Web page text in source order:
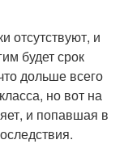
отсутствуют, и
будет срок
дольше всего
но вот на
и попавшая в